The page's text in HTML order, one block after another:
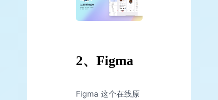
2、Figma
Figma 这个在线原